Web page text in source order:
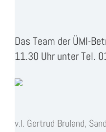
Das Team der ÜMI-
11.30 Uhr unter Tel.
v.l. Gertrud Bruland,